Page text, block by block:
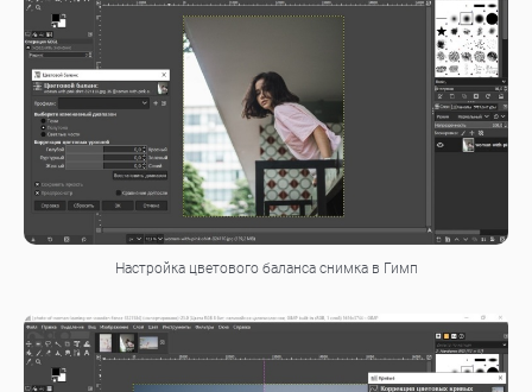
Настройка цветового баланса снимка в Гимп